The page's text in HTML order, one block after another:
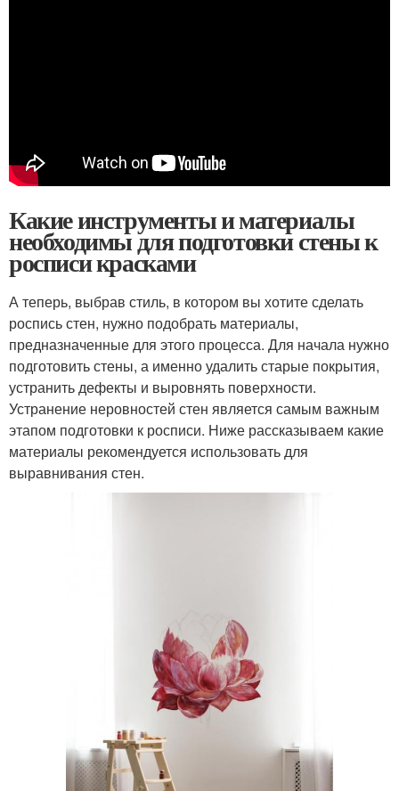
Какие инструменты и материалы
необходимы для подготовки стены к
росписи красками
А теперь, выбрав стиль, в котором вы хотите сделать
роспись стен, нужно подобрать материалы,
предназначенные для этого процесса. Для начала нужно
подготовить стены, а именно удалить старые покрытия,
устранить дефекты и выровнять поверхности.
Устранение неровностей стен является самым важным
этапом подготовки к росписи. Ниже рассказываем какие
материалы рекомендуется использовать для
выравнивания стен.